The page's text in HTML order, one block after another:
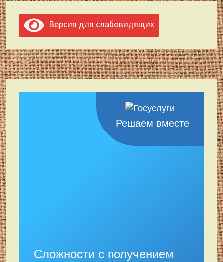
Версия для слабовидящих
Решаем вместе
Сложности с получением